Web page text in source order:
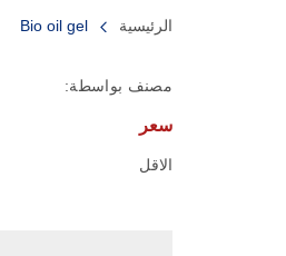
الرئيسية Bio oil gel
مصنف بواسطة:
سعر
الاقل